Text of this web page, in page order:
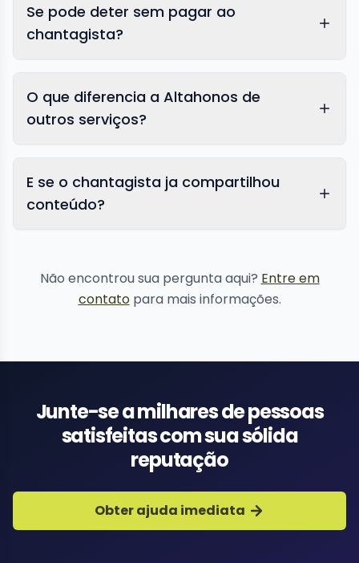
Se pode deter sem pagar ao
chantagista?
O que diferencia a Altahonos de
outros serviços?
E se o chantagista ja compartilhou
conteúdo?
Não encontrou sua pergunta aqui? Entre em
contato para mais informações.
Junte-se a milhares de pessoas
satisfeitas com sua sólida
reputação
Obter ajuda imediata